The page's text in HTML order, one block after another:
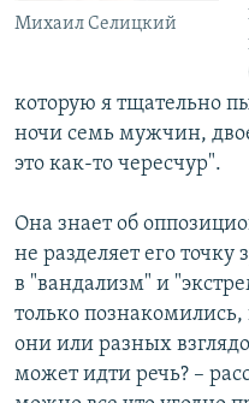
Михаил Селицкий
которую я тщательно
ночи семь мужчин,
это как-то чересчур".
Она знает об
не разделяет его
в "вандализм" и
только
они или разных
может идти речь? –